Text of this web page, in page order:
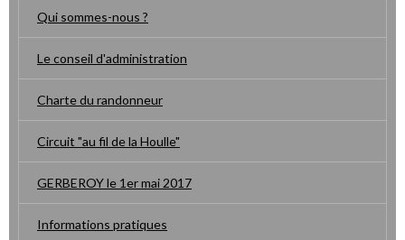
Qui sommes-nous ?
Le conseil d'administration
Charte du randonneur
Circuit "au fil de la Houlle"
GERBEROY le 1er mai 2017
Informations pratiques